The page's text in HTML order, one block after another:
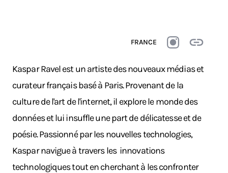
FRANCE
Kaspar Ravel est un artiste des nouveaux médias et
curateur français basé à Paris. Provenant de la
culture de l'art de l'internet, il explore le monde des
données et lui insuffle une part de délicatesse et de
poésie. Passionné par les nouvelles technologies,
Kaspar navigue à travers les innovations
technologiques tout en cherchant à les confronter